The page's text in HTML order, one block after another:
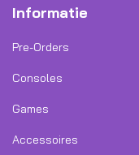
Informatie
Pre-Orders
Consoles
Games
Accessoires